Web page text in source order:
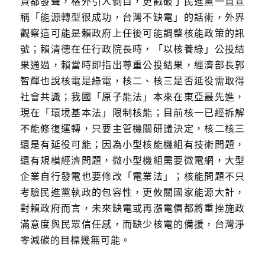
稱「能源轉型很成功，台灣不缺電」的話術，外界
觀察這可能是賴政府上任後可能調整核能政策的訊
號；賴清德在任行政院長時，「以核養綠」公投結
果通過，賴當時即指出尊重公投結果，經濟部長郭
智輝也說核電是綠電，核二、核三是否延役需取得
社會共識；我國「原子能法」本來在東亞最先進，
現在「環境基本法」限制核能；目前核一已經拆解
不能修復運轉，只要主管機關研議決定，核二核三
還是有延役可能；因為小型核能機組有技術問題，
還有規模經濟問題，微小型機組需要微電網，大型
企業自行發電也要修改「電業法」；核能問題不只
考驗民進黨執政的包容性，更攸關國家能源大計，
對賴政府而言，未來缺電或再漲電價都將重挫施政
滿意度與民眾信任感，而缺少核電的備援，台灣淨
零減碳的目標幾無可能。